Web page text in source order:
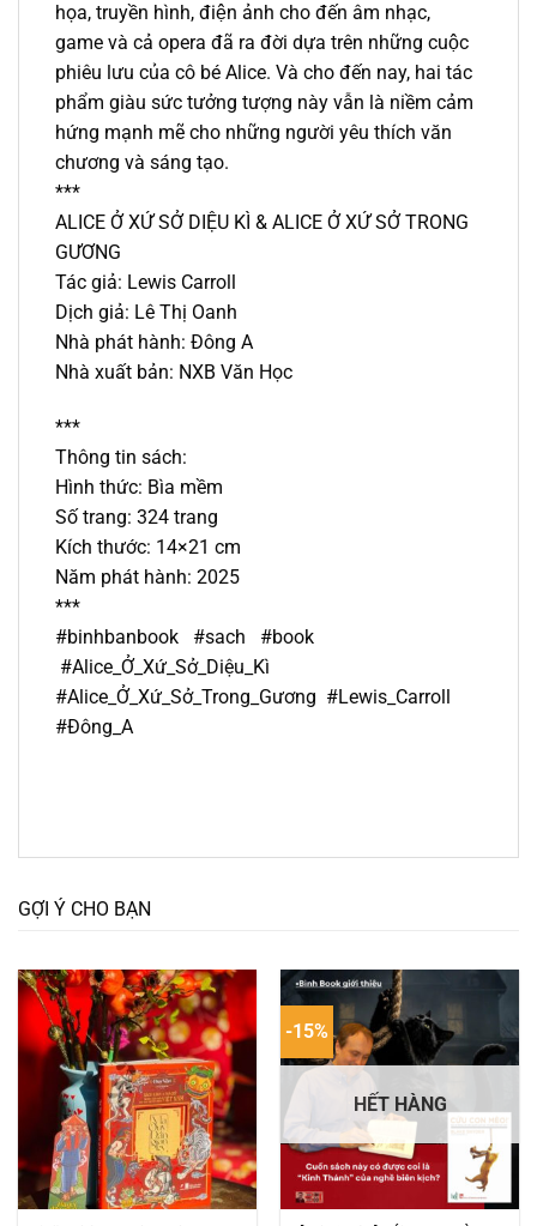
họa, truyền hình, điện ảnh cho đến âm nhạc,
game và cả opera đã ra đời dựa trên những cuộc
phiêu lưu của cô bé Alice. Và cho đến nay, hai tác
phẩm giàu sức tưởng tượng này vẫn là niềm cảm
hứng mạnh mẽ cho những người yêu thích văn
chương và sáng tạo.
***
ALICE Ở XỨ SỞ DIỆU KÌ & ALICE Ở XỨ SỞ TRONG
GƯƠNG
Tác giả: Lewis Carroll
Dịch giả: Lê Thị Oanh
Nhà phát hành: Đông A
Nhà xuất bản: NXB Văn Học
***
Thông tin sách:
Hình thức: Bìa mềm
Số trang: 324 trang
Kích thước: 14×21 cm
Năm phát hành: 2025
***
#binhbanbook #sach #book
#Alice_Ở_Xứ_Sở_Diệu_Kì
#Alice_Ở_Xứ_Sở_Trong_Gương #Lewis_Carroll
#Đông_A
GỢI Ý CHO BẠN
-15%
HẾT HÀNG